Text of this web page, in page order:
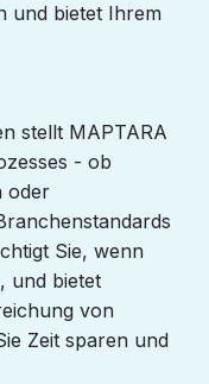
und bietet Ihrem
stellt MAPTARA
- ob
oder
Sie, wenn
und bietet
von
Zeit sparen und